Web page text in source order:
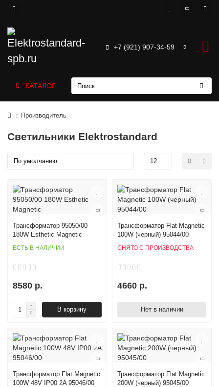
+7 (921) 907-34-59
КАТАЛОГ
Производитель
Светильники Elektrostandard
Трансформатор 95050/00
180W Esthetic Magnetic
ЕСТЬ В НАЛИЧИИ
8580 р.
В корзину
Трансформатор Flat Magnetic
100W (черный) 95044/00
СНЯТО С ПРОИЗВОДСТВА
4660 р.
Нет в наличии
Трансформатор Flat Magnetic
100W 48V IP00 2A 95046/00
Трансформатор Flat Magnetic
200W (черный) 95045/00